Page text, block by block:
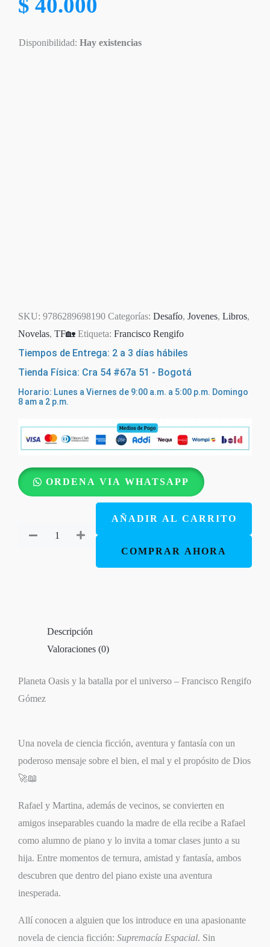
$ 40.000
Disponibilidad: Hay existencias
SKU: 9786289698190 Categorías: Desafío, Jovenes, Libros,
Novelas, TF🏡 Etiqueta: Francisco Rengifo
Tiempos de Entrega: 2 a 3 días hábiles
Tienda Física: Cra 54 #67a 51 - Bogotá
Horario: Lunes a Viernes de 9:00 a.m. a 5:00 p.m. Domingo
8 am a 2 p.m.
ORDENA VIA WHATSAPP
Francisco
Rengifo
AÑADIR AL CARRITO
COMPRAR AHORA
Descripción
Valoraciones (0)
Planeta Oasis y la batalla por el universo – Francisco Rengifo
Gómez
Una novela de ciencia ficción, aventura y fantasía con un
poderoso mensaje sobre el bien, el mal y el propósito de Dios
🚀📖
Rafael y Martina, además de vecinos, se convierten en
amigos inseparables cuando la madre de ella recibe a Rafael
como alumno de piano y lo invita a tomar clases junto a su
hija. Entre momentos de ternura, amistad y fantasía, ambos
descubren que dentro del piano existe una aventura
inesperada.
Allí conocen a alguien que los introduce en una apasionante
novela de ciencia ficción: Supremacía Espacial. Sin